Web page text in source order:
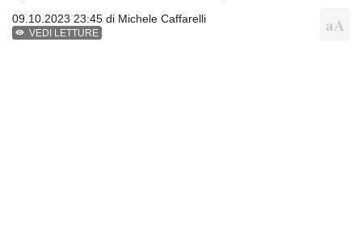
09.10.2023 23:45 di Michele Caffarelli
VEDI LETTURE